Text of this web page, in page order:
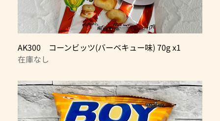
AK300 コーンビッツ(バーベキュー味) 70g x1
在庫なし